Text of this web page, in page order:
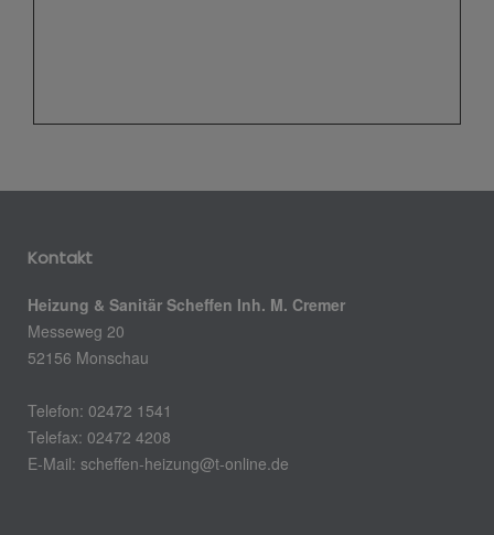
Kontakt
Heizung & Sanitär Scheffen Inh. M. Cremer
Messeweg 20
52156 Monschau
Telefon: 02472 1541
Telefax: 02472 4208
E-Mail: scheffen-heizung@t-online.de